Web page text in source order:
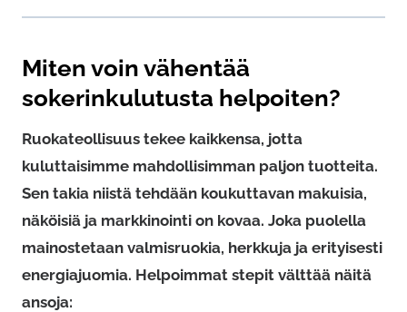
Miten voin vähentää
sokerinkulutusta helpoiten?
Ruokateollisuus tekee kaikkensa, jotta
kuluttaisimme mahdollisimman paljon tuotteita.
Sen takia niistä tehdään koukuttavan makuisia,
näköisiä ja markkinointi on kovaa. Joka puolella
mainostetaan valmisruokia, herkkuja ja erityisesti
energiajuomia. Helpoimmat stepit välttää näitä
ansoja: